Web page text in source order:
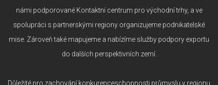
námi podporované Kontaktní centrum pro východní trhy, a ve
spolupráci s partnerskými regiony organizujeme podnikatelské
mise. Zároveň také mapujeme a nabízíme služby podpory exportu
do dalších perspektivních zemí.
Důležité pro zachování konkurenceschopnosti průmyslu v regionu